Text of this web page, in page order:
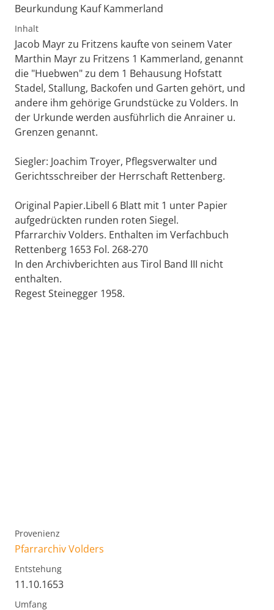
Beurkundung Kauf Kammerland
Inhalt
Jacob Mayr zu Fritzens kaufte von seinem Vater
Marthin Mayr zu Fritzens 1 Kammerland, genannt
die "Huebwen" zu dem 1 Behausung Hofstatt
Stadel, Stallung, Backofen und Garten gehört, und
andere ihm gehörige Grundstücke zu Volders. In
der Urkunde werden ausführlich die Anrainer u.
Grenzen genannt.
Siegler: Joachim Troyer, Pflegsverwalter und
Gerichtsschreiber der Herrschaft Rettenberg.
Original Papier.Libell 6 Blatt mit 1 unter Papier
aufgedrückten runden roten Siegel.
Pfarrarchiv Volders. Enthalten im Verfachbuch
Rettenberg 1653 Fol. 268-270
In den Archivberichten aus Tirol Band III nicht
enthalten.
Regest Steinegger 1958.
Provenienz
Pfarrarchiv Volders
Entstehung
11.10.1653
Umfang